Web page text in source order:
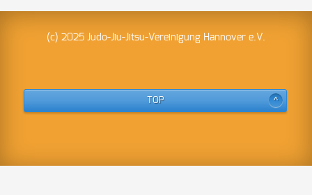
(c) 2025 Judo-Jiu-Jitsu-Vereinigung Hannover e.V.
TOP